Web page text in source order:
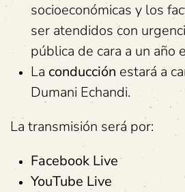
socioeconómicas y los
ser atendidos con
pública de cara a un año
La conducción estará a
Dumani Echandi.
La transmisión será por:
Facebook Live
YouTube Live